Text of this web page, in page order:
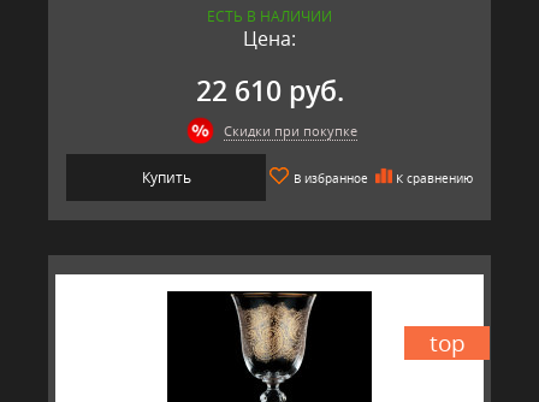
ЕСТЬ В НАЛИЧИИ
Цена:
22 610 руб.
Скидки при покупке
Купить В избранное К сравнению
top